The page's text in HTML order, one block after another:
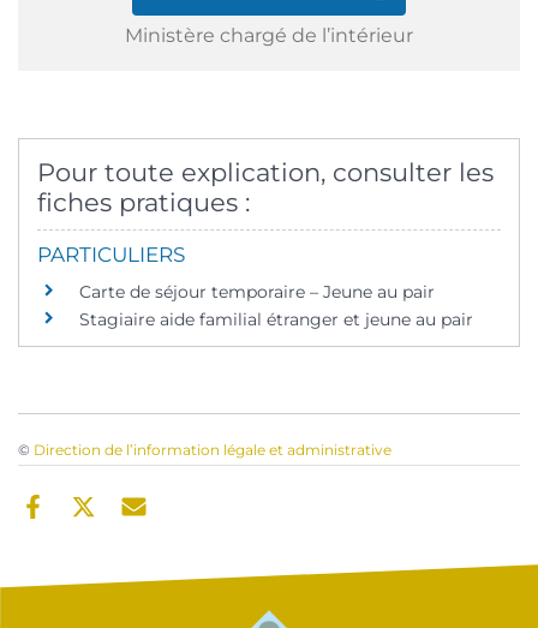
Ministère chargé de l’intérieur
Pour toute explication, consulter les
fiches pratiques :
PARTICULIERS
Carte de séjour temporaire – Jeune au pair
Stagiaire aide familial étranger et jeune au pair
© Direction de l’information légale et administrative